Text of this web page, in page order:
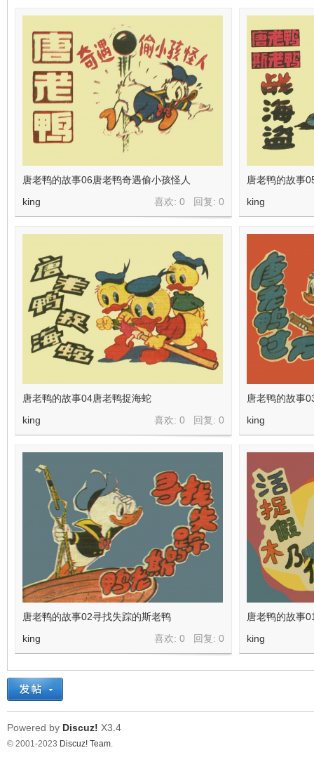
唐老鸭的故事06唐老鸭奇遇偷小孩怪人
喜欢: 0 回复: 0
king
唐老鸭的故事
king
唐老鸭的故事04唐老鸭捉海蛇
喜欢: 0 回复: 0
king
唐老鸭的故事
king
唐老鸭的故事02寻找失踪的斯老鸭
喜欢: 0 回复: 0
king
唐老鸭的故事
king
Powered by Discuz! X3.4
© 2001-2023 Discuz! Team.